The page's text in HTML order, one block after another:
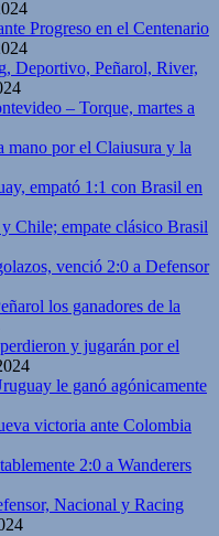
Progreso en el Centenario
Deportivo, Peñarol, River,
– Torque, martes a
mano por el Claiusura y la
empató 1:1 con Brasil en
Chile; empate clásico Brasil
venció 2:0 a Defensor
los ganadores de la
y jugarán por el
le ganó agónicamente
victoria ante Colombia
2:0 a Wanderers
Nacional y Racing